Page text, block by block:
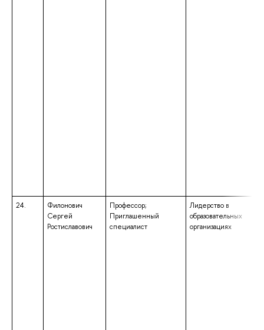
24.
Филонович
Сергей
Ростиславович
Профессор;
Приглашенный
специалист
Лидерство в
образовательных
организациях